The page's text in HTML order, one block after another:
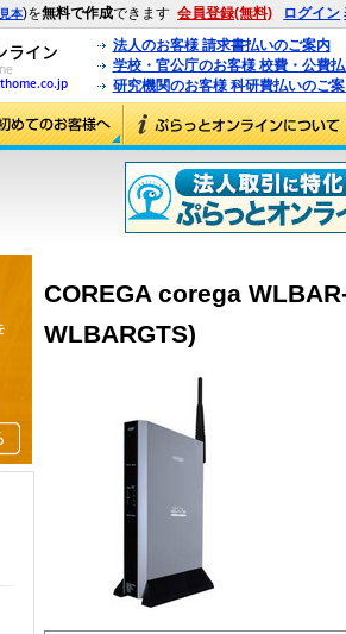
見本)を無料で作成できます 会員登録(無料) ログイン
法人のお客様 請求書払いのご案内
学校・官公庁のお客様 校費・公費
研究機関のお客様 科研費払いのご
COREGA corega
WLBARGTS)